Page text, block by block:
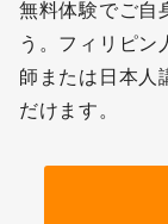
無料体験でご自
う。フィリピ
師または日本人
だけます。